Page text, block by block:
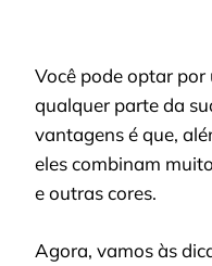
Você pode optar
qualquer parte da
vantagens é que,
eles combinam
e outras cores.
Agora, vamos às